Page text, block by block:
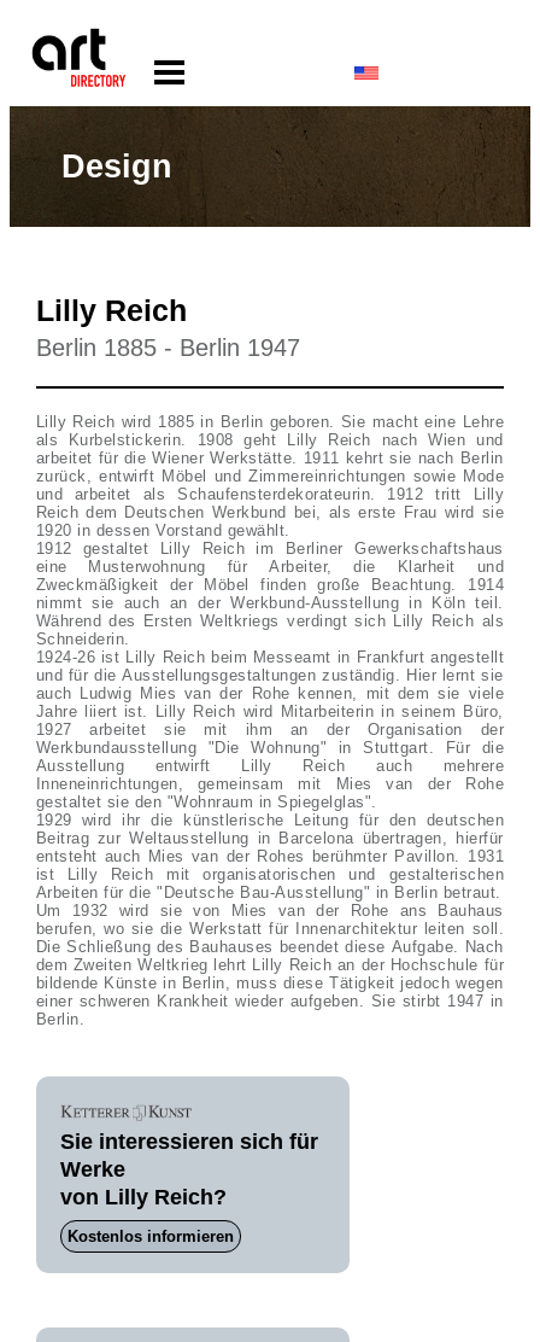
Design
Lilly Reich
Berlin 1885 - Berlin 1947
Lilly Reich wird 1885 in Berlin geboren. Sie macht eine Lehre
als Kurbelstickerin. 1908 geht Lilly Reich nach Wien und
arbeitet für die Wiener Werkstätte. 1911 kehrt sie nach Berlin
zurück, entwirft Möbel und Zimmereinrichtungen sowie Mode
und arbeitet als Schaufensterdekorateurin. 1912 tritt Lilly
Reich dem Deutschen Werkbund bei, als erste Frau wird sie
1920 in dessen Vorstand gewählt.
1912 gestaltet Lilly Reich im Berliner Gewerkschaftshaus
eine Musterwohnung für Arbeiter, die Klarheit und
Zweckmäßigkeit der Möbel finden große Beachtung. 1914
nimmt sie auch an der Werkbund-Ausstellung in Köln teil.
Während des Ersten Weltkriegs verdingt sich Lilly Reich als
Schneiderin.
1924-26 ist Lilly Reich beim Messeamt in Frankfurt angestellt
und für die Ausstellungsgestaltungen zuständig. Hier lernt sie
auch Ludwig Mies van der Rohe kennen, mit dem sie viele
Jahre liiert ist. Lilly Reich wird Mitarbeiterin in seinem Büro,
1927 arbeitet sie mit ihm an der Organisation der
Werkbundausstellung "Die Wohnung" in Stuttgart. Für die
Ausstellung entwirft Lilly Reich auch mehrere
Inneneinrichtungen, gemeinsam mit Mies van der Rohe
gestaltet sie den "Wohnraum in Spiegelglas".
1929 wird ihr die künstlerische Leitung für den deutschen
Beitrag zur Weltausstellung in Barcelona übertragen, hierfür
entsteht auch Mies van der Rohes berühmter Pavillon. 1931
ist Lilly Reich mit organisatorischen und gestalterischen
Arbeiten für die "Deutsche Bau-Ausstellung" in Berlin betraut.
Um 1932 wird sie von Mies van der Rohe ans Bauhaus
berufen, wo sie die Werkstatt für Innenarchitektur leiten soll.
Die Schließung des Bauhauses beendet diese Aufgabe. Nach
dem Zweiten Weltkrieg lehrt Lilly Reich an der Hochschule für
bildende Künste in Berlin, muss diese Tätigkeit jedoch wegen
einer schweren Krankheit wieder aufgeben. Sie stirbt 1947 in
Berlin.
Sie interessieren sich für
Werke
von Lilly Reich?
Kostenlos informieren